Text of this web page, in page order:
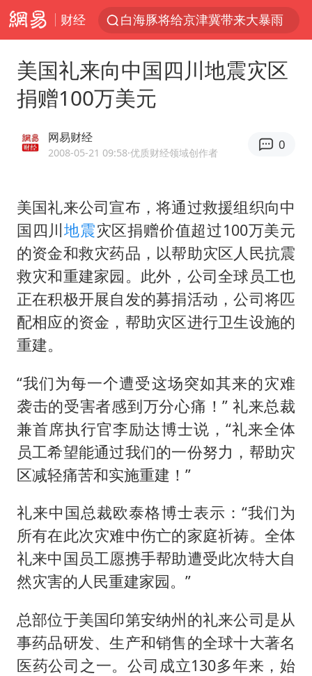
财经
白海豚将给京津冀带来大暴雨
上海暴雨红色预警
于东来回应胖东来近25年老店年底关闭
女子发现前夫婚内与第三者育子
以军士兵把枪口对准中国记者
王艺迪2-4不敌张本美和止步4强
于东来直播和胖东来核心团队开会
2025年小学教师减少13.19万
上海有出现龙卷潜势
奋力开创中国式现代化建设新局面
美国礼来向中国四川地震灾区
捐赠100万美元
网易财经
2008-05-21 09:58·优质财经领域创作者
0
美国礼来公司宣布，将通过救援组织向中
国四川地震灾区捐赠价值超过100万美元
的资金和救灾药品，以帮助灾区人民抗震
救灾和重建家园。此外，公司全球员工也
正在积极开展自发的募捐活动，公司将匹
配相应的资金，帮助灾区进行卫生设施的
重建。
“我们为每一个遭受这场突如其来的灾难
袭击的受害者感到万分心痛！” 礼来总裁
兼首席执行官李励达博士说，“礼来全体
员工希望能通过我们的一份努力，帮助灾
区减轻痛苦和实施重建！”
礼来中国总裁欧泰格博士表示：“我们为
所有在此次灾难中伤亡的家庭祈祷。全体
礼来中国员工愿携手帮助遭受此次特大自
然灾害的人民重建家园。”
总部位于美国印第安纳州的礼来公司是从
事药品研发、生产和销售的全球十大著名
医药公司之一。公司成立130多年来，始